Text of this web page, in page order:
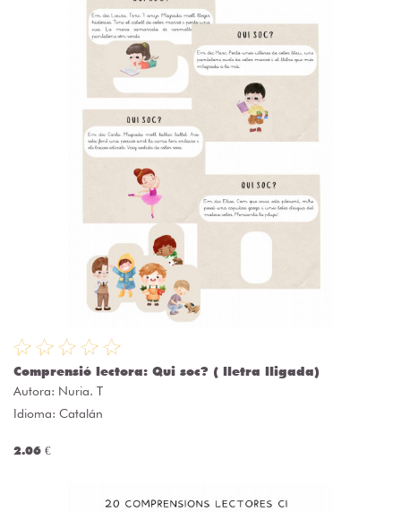
Comprensió lectora: Qui soc? ( lletra lligada)
Autora: Nuria. T
Idioma: Catalán
2.06 €